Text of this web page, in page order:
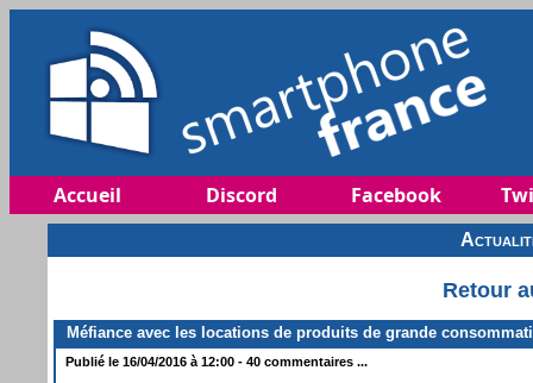
Accueil Discord Facebook
Retour
Méfiance avec les locations de produits de grande
Publié le 16/04/2016 à 12:00 - 40 commentaires ...